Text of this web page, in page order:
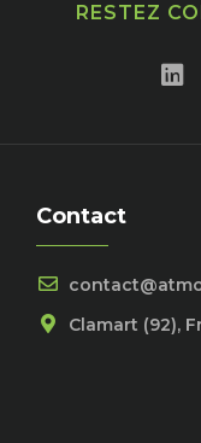
RESTEZ
Contact
Clamart (92),